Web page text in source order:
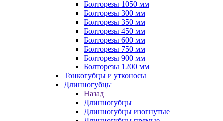
Болторезы 1050 мм
Болторезы 300 мм
Болторезы 350 мм
Болторезы 450 мм
Болторезы 600 мм
Болторезы 750 мм
Болторезы 900 мм
Болторезы 1200 мм
Тонкогубцы и утконосы
Длинногубцы
Назад
Длинногубцы
Длинногубцы изогнутые